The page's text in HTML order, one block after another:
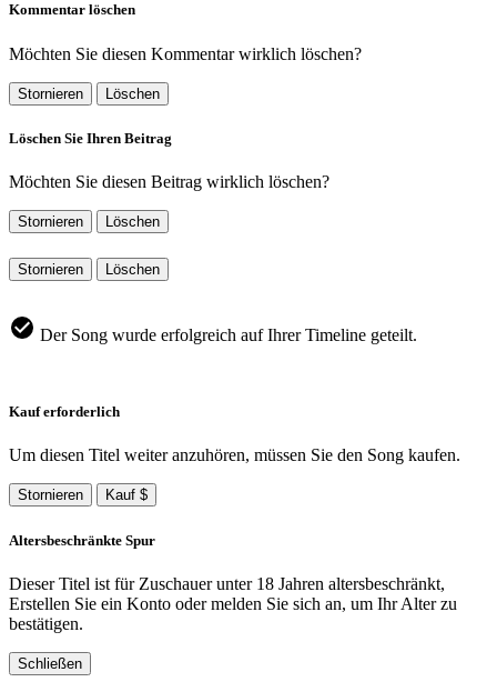
Kommentar löschen
Möchten Sie diesen Kommentar wirklich löschen?
Stornieren Löschen
Löschen Sie Ihren Beitrag
Möchten Sie diesen Beitrag wirklich löschen?
Stornieren Löschen
Stornieren Löschen
Der Song wurde erfolgreich auf Ihrer Timeline geteilt.
Kauf erforderlich
Um diesen Titel weiter anzuhören, müssen Sie den Song kaufen.
Stornieren Kauf $
Altersbeschränkte Spur
Dieser Titel ist für Zuschauer unter 18 Jahren altersbeschränkt,
Erstellen Sie ein Konto oder melden Sie sich an, um Ihr Alter zu
bestätigen.
Schließen